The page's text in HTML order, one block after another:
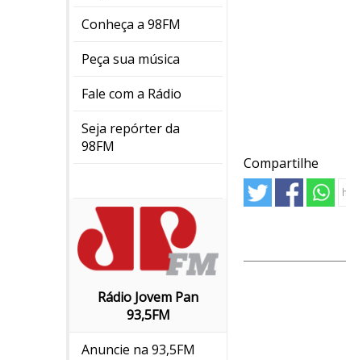
Conheça a 98FM
Peça sua música
Fale com a Rádio
Seja repórter da
98FM
Rádio Jovem Pan
93,5FM
Anuncie na 93,5FM
Compartilhe